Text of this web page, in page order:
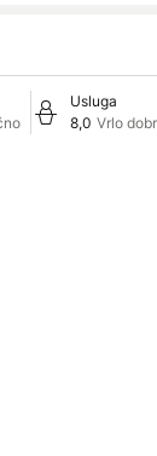
Usluga
8,0 Vrlo